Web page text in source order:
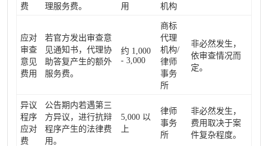
费
理服务费。
用
机构
应对
审查
意见
费用
若官方发出审查意
见通知书，代理协
助答复产生的额外
服务费。
约 1,000
- 3,000
商标
代理
机构/
律师
事务
所
非必然发生，
依审查情况而
定。
异议
程序
应对
费
公告期内若遇第三
方异议，进行抗辩
程序产生的法律费
用。
5,000 以
上
律师
事务
所
非必然发生，
费用取决于案
件复杂程度。